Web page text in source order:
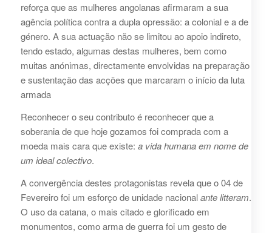
reforça que as mulheres angolanas afirmaram a sua
agência política contra a dupla opressão: a colonial e a de
género. A sua actuação não se limitou ao apoio indireto,
tendo estado, algumas destas mulheres, bem como
muitas anónimas, directamente envolvidas na preparação
e sustentação das acções que marcaram o início da luta
armada
Reconhecer o seu contributo é reconhecer que a
soberania de que hoje gozamos foi comprada com a
moeda mais cara que existe: a vida humana em nome de
um ideal colectivo.
A convergência destes protagonistas revela que o 04 de
Fevereiro foi um esforço de unidade nacionalante litteram.
O uso da catana, o mais citado e glorificado em
monumentos, como arma de guerra foi um gesto de